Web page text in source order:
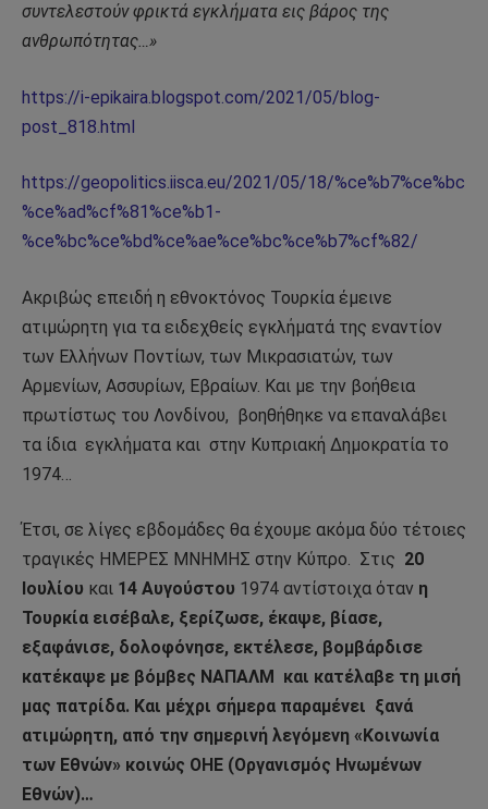
συντελεστούν φρικτά εγκλήματα εις βάρος της
ανθρωπότητας…»
https://i-epikaira.blogspot.com/2021/05/blog-
post_818.html
https://geopolitics.iisca.eu/2021/05/18/%ce%b7%ce%bc
%ce%ad%cf%81%ce%b1-
%ce%bc%ce%bd%ce%ae%ce%bc%ce%b7%cf%82/
Ακριβώς επειδή η εθνοκτόνος Τουρκία έμεινε
ατιμώρητη για τα ειδεχθείς εγκλήματά της εναντίον
των Ελλήνων Ποντίων, των Μικρασιατών, των
Αρμενίων, Ασσυρίων, Εβραίων. Και με την βοήθεια
πρωτίστως του Λονδίνου, βοηθήθηκε να επαναλάβει
τα ίδια εγκλήματα και στην Κυπριακή Δημοκρατία το
1974…
Έτσι, σε λίγες εβδομάδες θα έχουμε ακόμα δύο τέτοιες
τραγικές ΗΜΕΡΕΣ ΜΝΗΜΗΣ στην Κύπρο. Στις 20
Ιουλίου και 14 Αυγούστου 1974 αντίστοιχα όταν η
Τουρκία εισέβαλε, ξερίζωσε, έκαψε, βίασε,
εξαφάνισε, δολοφόνησε, εκτέλεσε, βομβάρδισε
κατέκαψε με βόμβες ΝΑΠΑΛΜ
και κατέλαβε τη μισή
μας πατρίδα. Και μέχρι σήμερα παραμένει ξανά
ατιμώρητη, από την σημερινή λεγόμενη «Κοινωνία
των Εθνών» κοινώς ΟΗΕ (Οργανισμός Ηνωμένων
Εθνών)…